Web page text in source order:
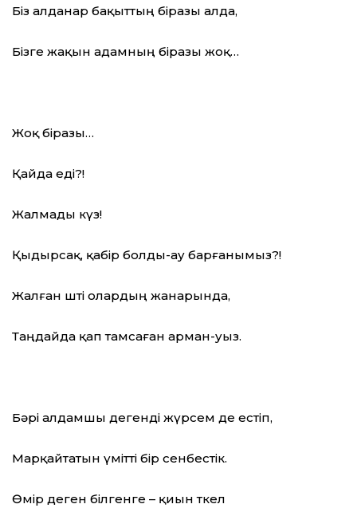
Біз алданар бақыттың біразы алда,
Бізге жақын адамның біразы жоқ…
Жоқ біразы…
Қайда еді?!
Жалмады күз!
Қыдырсақ, қабір болды-ау барғанымыз?!
Жалған өшті олардың жанарында,
Таңдайда қап тамсаған арман-уыз.
Бәрі алдамшы дегенді жүрсем де естіп,
Марқайтатын үмітті бір сенбестік.
Өмір деген білгенге – қиын өткел